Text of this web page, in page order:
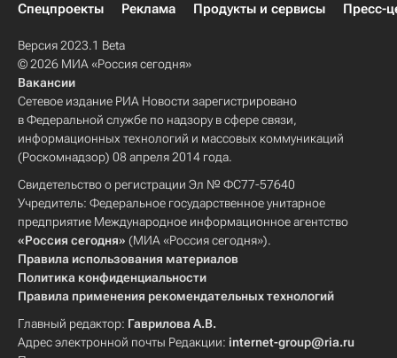
Спецпроекты
Реклама Продукты и сервисы Пресс-
Версия 2023.1 Beta
© 2026 МИА «Россия сегодня»
Вакансии
Сетевое издание РИА Новости зарегистрировано
в Федеральной службе по надзору в сфере связи,
информационных технологий и массовых коммуникаций
(Роскомнадзор) 08 апреля 2014 года.
Свидетельство о регистрации Эл № ФС77-57640
Учредитель: Федеральное государственное унитарное
предприятие Международное информационное агентство
«Россия сегодня» (МИА «Россия сегодня»).
Правила использования материалов
Политика конфиденциальности
Правила применения рекомендательных технологий
Главный редактор: Гаврилова А.В.
Адрес электронной почты Редакции: internet-group@ria.ru